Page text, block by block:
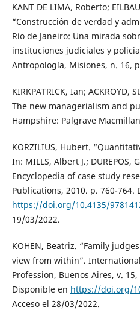
KANT DE LIMA, Roberto;
“Construcción de verdad y
Río de Janeiro: Una mirada
instituciones judiciales y
Antropología, Misiones, n. 16,
KIRKPATRICK, Ian; ACKROYD,
The new managerialism and
Hampshire: Palgrave
KORZILIUS, Hubert.
In: MILLS, Albert J.; DUREPOS,
Encyclopedia of case study
Publications, 2010. p. 760-764.
https://doi.org/10.4135/
19/03/2022.
KOHEN, Beatriz. “Family
view from within”.
Profession, Buenos Aires, v.
Disponible en https://doi.org/
Acceso el 28/03/2022.